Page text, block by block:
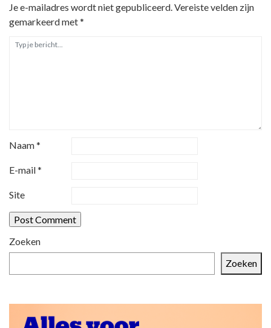
Je e-mailadres wordt niet gepubliceerd. Vereiste velden zijn
gemarkeerd met*
Naam*
E-mail*
Site
Zoeken
Zoeken